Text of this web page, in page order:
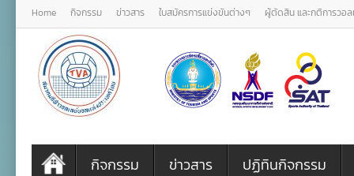
Home กิจกรรม ข่าวสาร ใบสมัครการแข่งขันต่างๆ ผู้ตัดสิน และกติการวอ
กิจกรรม ข่าวสาร ปฏิทินกิจกรรม